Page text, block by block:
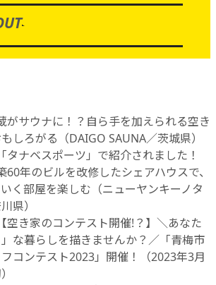
がサウナに！？自ら手を加えられる空き
しろがる（DAIGO SAUNA／茨城県）
「タナベスポーツ」で紹介されました！
60年のビルを改修したシェアハウスで、
く部屋を楽しむ（ニューヤンキーノタ
県）
【空き家のコンテスト開催!？】＼あなた
な暮らしを描きませんか？／「青梅市
コンテスト2023」開催！（2023年3月